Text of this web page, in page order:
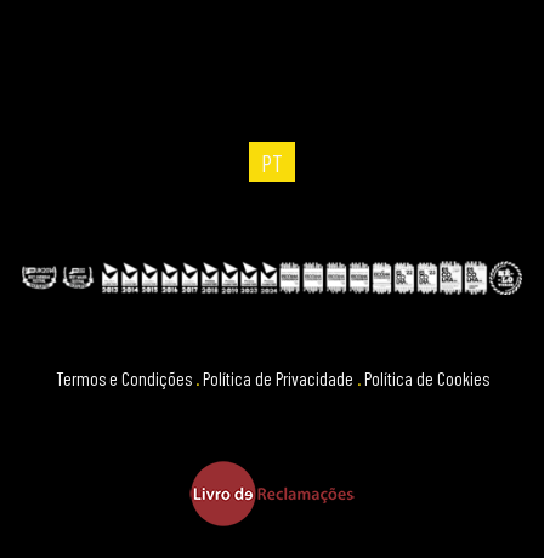
PT
Termos e Condições Política de Privacidade Política de Cookies